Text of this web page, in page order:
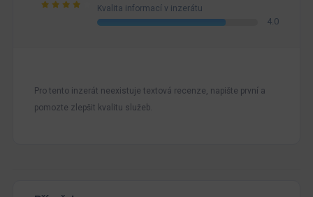
Kvalita informací v inzerátu
4.0
Pro tento inzerát neexistuje textová recenze, napište první a
pomozte zlepšit kvalitu služeb.